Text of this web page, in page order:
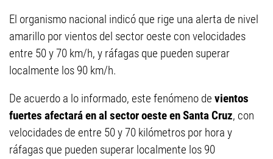
El organismo nacional indicó que rige una alerta de nivel
amarillo por vientos del sector oeste con velocidades
entre 50 y 70 km/h, y ráfagas que pueden superar
localmente los 90 km/h.
De acuerdo a lo informado, este fenómeno de vientos
fuertes afectará en al sector oeste en Santa Cruz, con
velocidades de entre 50 y 70 kilómetros por hora y
ráfagas que pueden superar localmente los 90